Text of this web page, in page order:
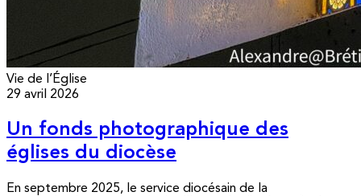
Vie de l’Église
29 avril 2026
Un fonds photographique des
églises du diocèse
En septembre 2025, le service diocésain de la